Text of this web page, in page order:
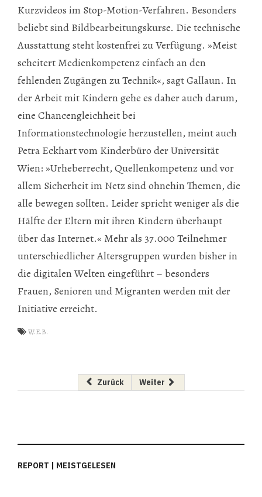
Kurzvideos im Stop-Motion-Verfahren. Besonders
beliebt sind Bildbearbeitungskurse. Die technische
Ausstattung steht kostenfrei zu Verfügung. »Meist
scheitert Medienkompetenz einfach an den
fehlenden Zugängen zu Technik«, sagt Gallaun. In
der Arbeit mit Kindern gehe es daher auch darum,
eine Chancengleichheit bei
Informationstechnologie herzustellen, meint auch
Petra Eckhart vom Kinderbüro der Universität
Wien: »Urheberrecht, Quellenkompetenz und vor
allem Sicherheit im Netz sind ohnehin Themen, die
alle bewegen sollten. Leider spricht weniger als die
Hälfte der Eltern mit ihren Kindern überhaupt
über das Internet.« Mehr als 37.000 Teilnehmer
unterschiedlicher Altersgruppen wurden bisher in
die digitalen Welten eingeführt – besonders
Frauen, Senioren und Migranten werden mit der
Initiative erreicht.
W.E.B.
Vorheriger Beitrag: Das Mitarbeitergespräch
Zurück Nächster Beitrag: Die USA
Weiter
REPORT | MEISTGELESEN